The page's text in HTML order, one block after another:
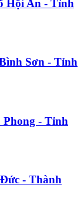
Hội An - Tỉnh
Sơn - Tỉnh
- Tỉnh
- Thành